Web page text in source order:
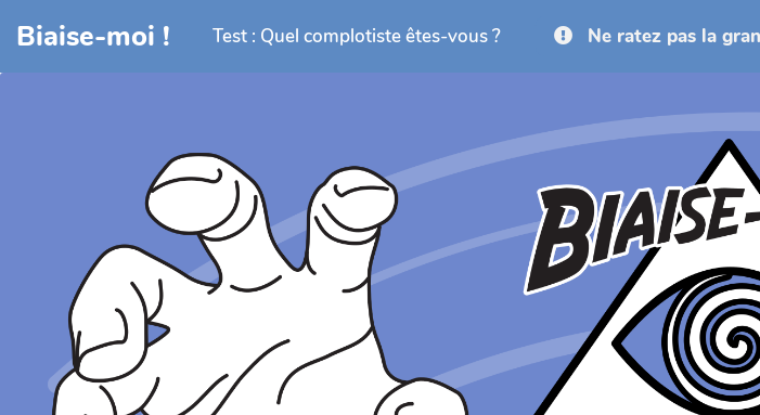
Aller au contenu principal
Biaise-moi ! Test : Quel complotiste êtes-vous ? Ne ratez pas la